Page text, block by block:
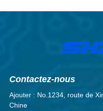
Contactez-nous
Ajouter : No.1234, route de
Chine